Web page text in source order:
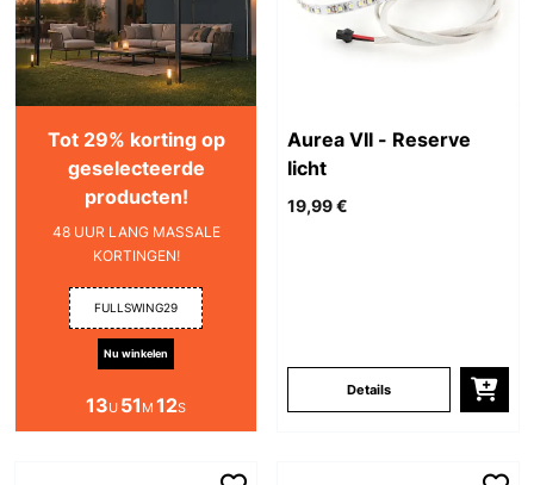
Tot 29% korting op
geselecteerde
producten!
48 UUR LANG MASSALE
KORTINGEN!
FULLSWING29
Nu winkelen
13U 51 M 11S
Aurea VII - Reserve
licht
19,99 €
Details